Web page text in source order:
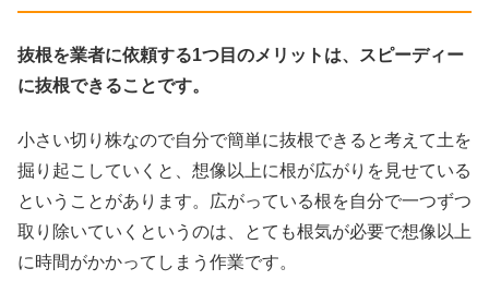
抜根を業者に依頼する1つ目のメリットは、スピーディー
に抜根できることです。
小さい切り株なので自分で簡単に抜根できると考えて土を
掘り起こしていくと、想像以上に根が広がりを見せている
ということがあります。広がっている根を自分で一つずつ
取り除いていくというのは、とても根気が必要で想像以上
に時間がかかってしまう作業です。